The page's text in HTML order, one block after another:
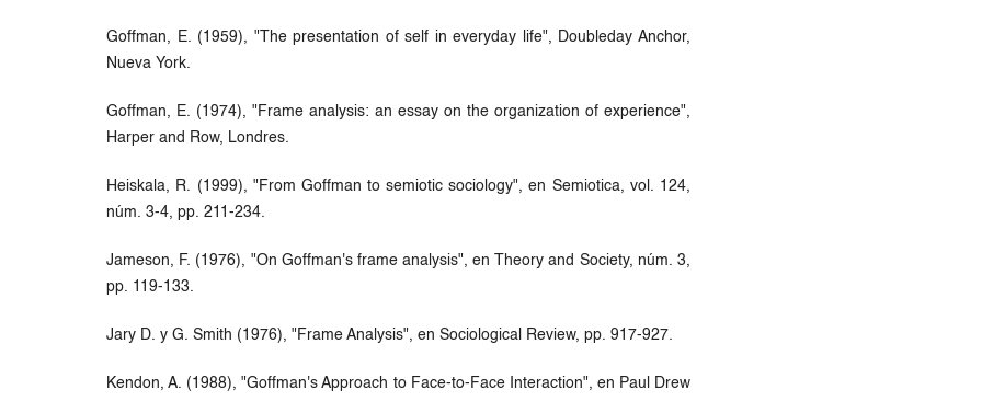
Goffman, E. (1959), "The presentation of self in everyday life", Doubleday Anchor,
Nueva York.
Goffman, E. (1974), "Frame analysis: an essay on the organization of experience",
Harper and Row, Londres.
Heiskala, R. (1999), "From Goffman to semiotic sociology", en Semiotica, vol. 124,
núm. 3-4, pp. 211-234.
Jameson, F. (1976), "On Goffman's frame analysis", en Theory and Society, núm. 3,
pp. 119-133.
Jary D. y G. Smith (1976), "Frame Analysis", en Sociological Review, pp. 917-927.
Kendon, A. (1988), "Goffman's Approach to Face-to-Face Interaction", en Paul Drew